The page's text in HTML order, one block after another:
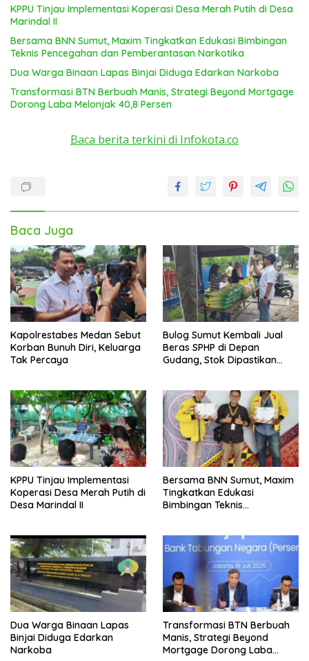
KPPU Tinjau Implementasi Koperasi Desa Merah Putih di Desa
Marindal II
Bersama BNN Sumut, Maxim Tingkatkan Edukasi Bimbingan
Teknis Pencegahan dan Pemberantasan Narkotika
Dua Warga Binaan Lapas Binjai Diduga Edarkan Narkoba
Transformasi BTN Berbuah Manis, Strategi Beyond Mortgage
Dorong Laba Melonjak 40,8 Persen
Baca berita terkini di Infokota.co
Baca Juga
Kapolrestabes Medan Sebut
Korban Bunuh Diri, Keluarga
Tak Percaya
Bulog Sumut Kembali Jual
Beras SPHP di Depan
Gudang, Stok Dipastikan
KPPU Tinjau Implementasi
Koperasi Desa Merah Putih di
Desa Marindal II
Bersama BNN Sumut, Maxim
Tingkatkan Edukasi
Bimbingan Teknis
Dua Warga Binaan Lapas
Binjai Diduga Edarkan
Narkoba
Transformasi BTN Berbuah
Manis, Strategi Beyond
Mortgage Dorong Laba